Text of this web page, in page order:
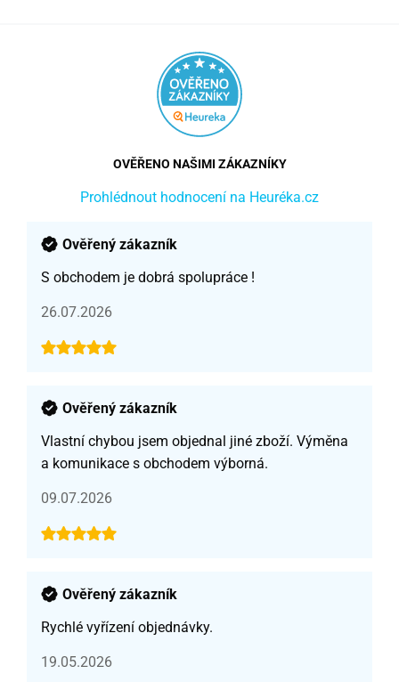
OVĚŘENO NAŠIMI ZÁKAZNÍKY
Prohlédnout hodnocení na Heuréka.cz
Ověřený zákazník
S obchodem je dobrá spolupráce !
26.07.2026
Ověřený zákazník
Vlastní chybou jsem objednal jiné zboží. Výměna
a komunikace s obchodem výborná.
09.07.2026
Ověřený zákazník
Rychlé vyřízení objednávky.
19.05.2026